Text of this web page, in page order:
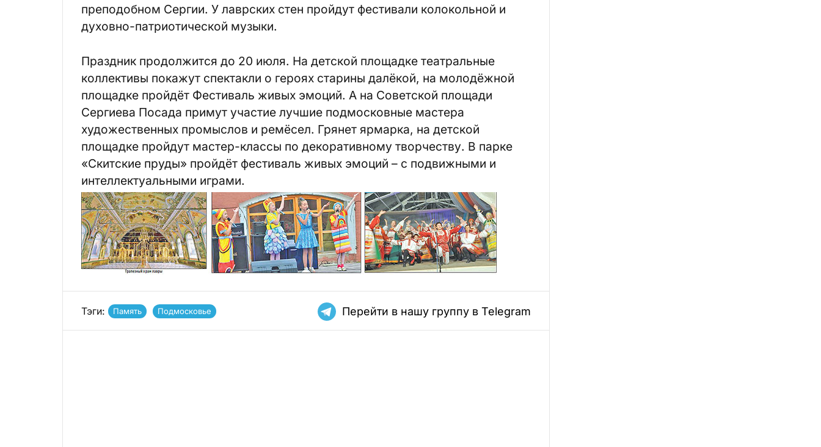
преподобном Сергии. У лаврских стен пройдут фестивали колокольной и
духовно-патриотической музыки.
Праздник продолжится до 20 июля. На детской площадке театральные
коллективы покажут спектакли о героях старины далёкой, на молодёжной
площадке пройдёт Фестиваль живых эмоций. А на Советской площади
Сергиева Посада примут участие лучшие подмосковные мастера
художественных промыслов и ремёсел. Грянет ярмарка, на детской
площадке пройдут мастер-классы по декоративному творчеству. В парке
«Скитские пруды» пройдёт фестиваль живых эмоций – с подвижными и
интеллектуальными играми.
Тэги: Память Подмосковье Перейти в нашу группу в Telegram